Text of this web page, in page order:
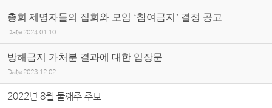
총회 제명자들의 집회와 모임 ‘참여금지’ 결정 공고
Date 2024.01.10
방해금지 가처분 결과에 대한 입장문
Date 2023.12.02
2022년 8월 둘째주 주보